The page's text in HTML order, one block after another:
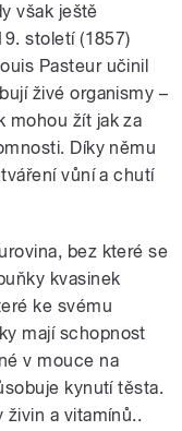
však ještě
století (1857)
Pasteur učinil
živé organismy –
mohou žít jak za
Díky němu
vůní a chutí
bez které se
kvasinek
ke svému
mají schopnost
v mouce na
kynutí těsta.
živin a vitamínů..